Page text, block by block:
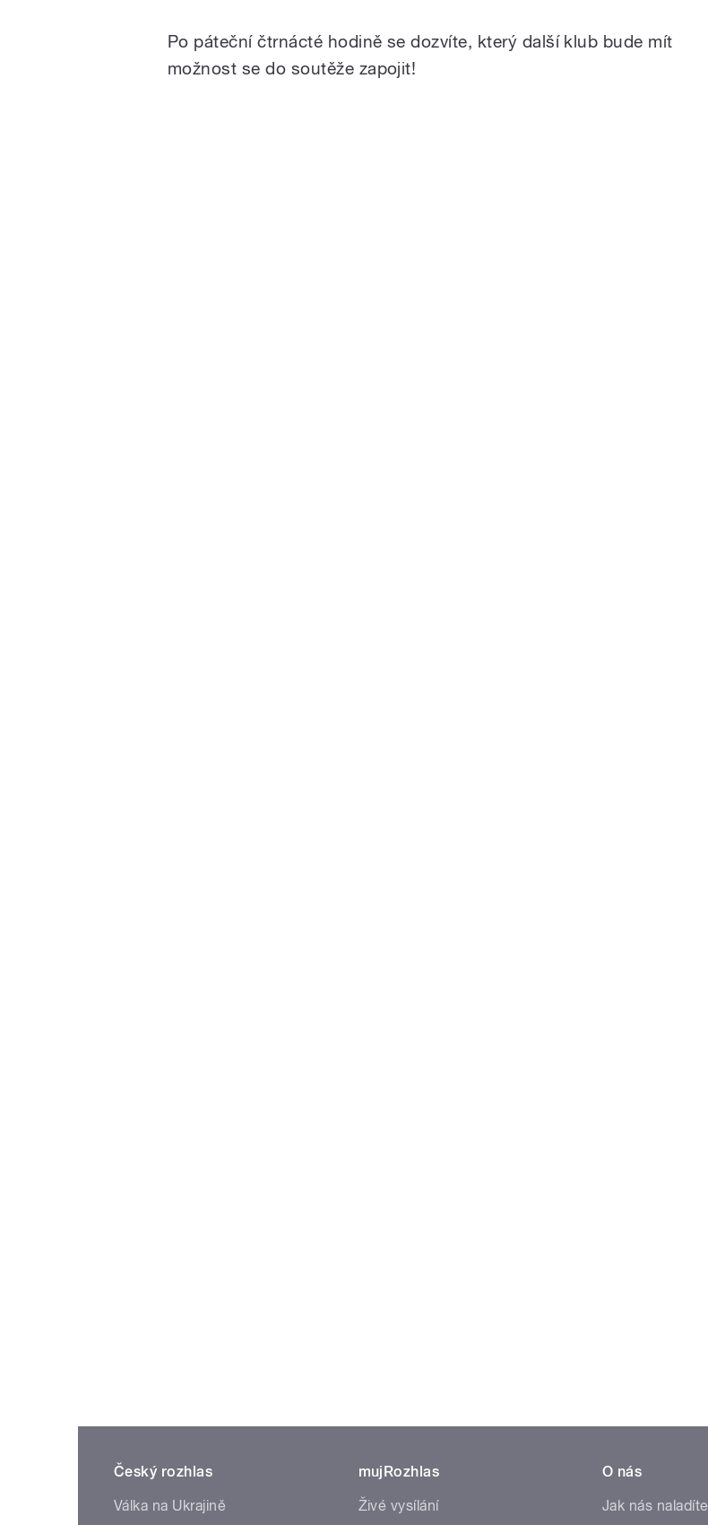
Po páteční čtrnácté hodině se dozvíte, který další klub bude mít
možnost se do soutěže zapojit!
Český rozhlas
Válka na Ukrajině
mujRozhlas
Živé vysílání
O nás
Jak nás naladíte